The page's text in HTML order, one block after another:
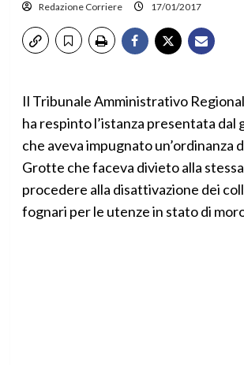
Redazione Corriere 17/01/2017
Il Tribunale Amministrativo
ha respinto l’istanza presentata dal
che aveva impugnato un’ordinanza
Grotte che faceva divieto alla
procedere alla disattivazione dei
fognari per le utenze in stato di